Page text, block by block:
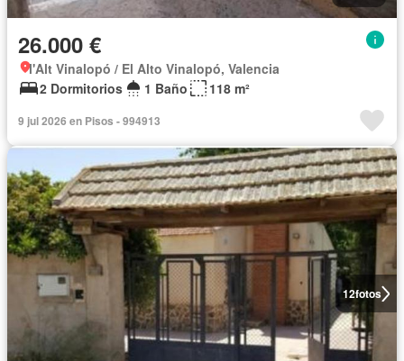
26.000 €
l'Alt Vinalopó / El Alto Vinalopó, Valencia
2 Dormitorios
1 Baño 118 m²
9 jul 2026 en Pisos - 994913
12fotos